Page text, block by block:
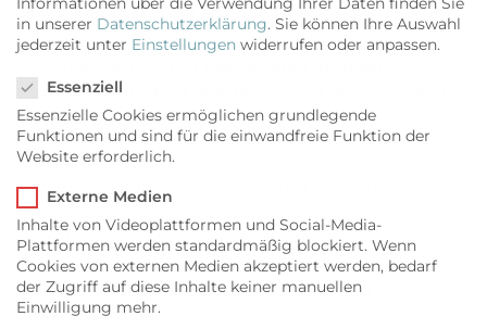
die Kreativität und den eigenen Charakter von
Privathotels entgegensetzen zu können.
Stricker, Rungholt, Fährhaus Sylt, Benen-Diken
Hof und Budersand.
Das Ergebnis kann sich sehen lassen: Die fünf
Gesellschafter bieten insgesamt 269 Zimmer,
zehn Restaurants und fünf Bars. Sie
beschäftigen 490 Frauen und Männer, sorgen
für Ausbildungsqualität und Wohnraum ihres
Personals und beleben den Insel-Alltag mit
Events wie dem wiederkehrenden „langen
in unserer Datenschutzerklärung. Sie können Ihre Auswahl
jederzeit unter Einstellungen widerrufen oder anpassen.
Essenziell
Essenzielle Cookies ermöglichen grundlegende
Funktionen und sind für die einwandfreie Funktion der
Website erforderlich.
Externe Medien
Inhalte von Videoplattformen und Social-Media-
Plattformen werden standardmäßig blockiert. Wenn
Cookies von externen Medien akzeptiert werden, bedarf
der Zugriff auf diese Inhalte keiner manuellen
Einwilligung mehr.